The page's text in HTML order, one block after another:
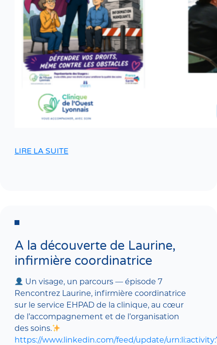
LIRE LA SUITE
A la découverte de Laurine,
infirmière coordinatrice
Un visage, un parcours — épisode 7
Rencontrez Laurine, infirmière coordinatrice
sur le service EHPAD de la clinique, au cœur
de l’accompagnement et de l’organisation
des soins.
https://www.linkedin.com/feed/update/